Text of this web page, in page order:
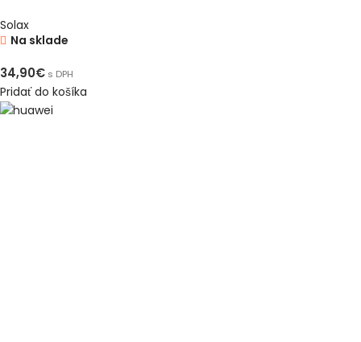
Solax
Na sklade
34,90€ s DPH
Pridať do košíka